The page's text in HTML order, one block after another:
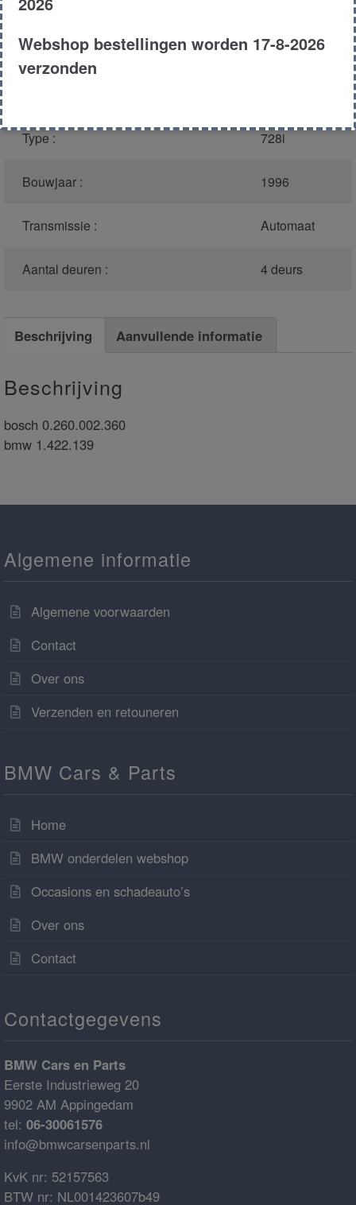
Carroserie : Sedan
Type : 728i
Bouwjaar : 1996
Transmissie : Automaat
Aantal deuren : 4 deurs
Beschrijving Aanvullende informatie
Beschrijving
bosch 0.260.002.360
bmw 1.422.139
Algemene informatie
Algemene voorwaarden
Contact
Over ons
Verzenden en retouneren
BMW Cars & Parts
Home
BMW onderdelen webshop
Occasions en schadeauto’s
Over ons
Contact
Contactgegevens
BMW Cars en Parts
Eerste Industrieweg 20
9902 AM Appingedam
tel: 06-30061576
info@bmwcarsenparts.nl
KvK nr: 52157563
BTW nr: NL001423607b49
Webshop bestellingen worden 17-8-2026
verzonden